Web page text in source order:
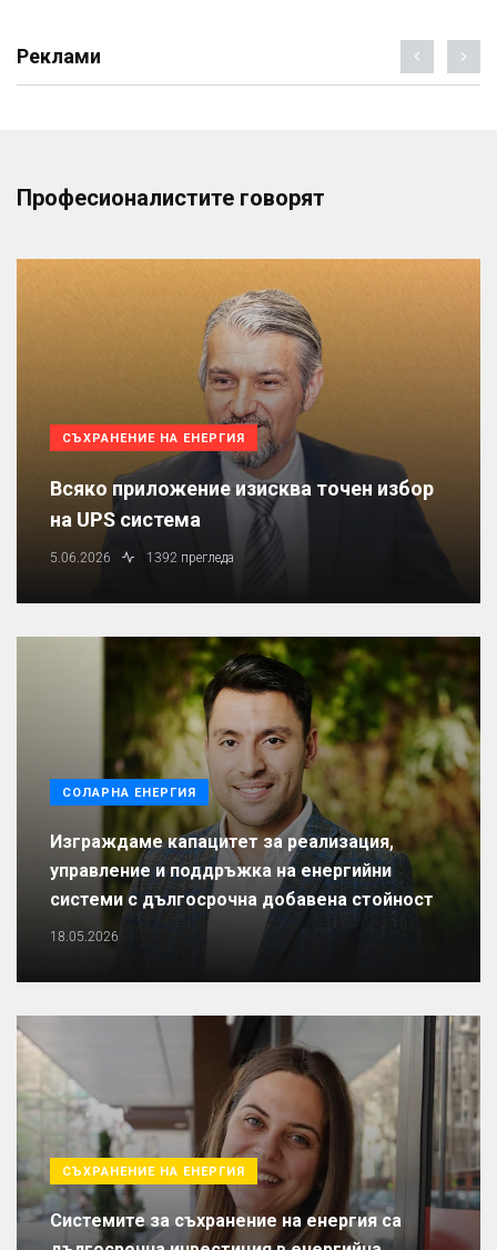
Реклами
Професионалистите говорят
СЪХРАНЕНИЕ НА ЕНЕРГИЯ
Всяко приложение изисква точен избор
на UPS система
5.06.2026 1392 прегледа
СОЛАРНА ЕНЕРГИЯ
Изграждаме капацитет за реализация,
управление и поддръжка на енергийни
системи с дългосрочна добавена стойност
18.05.2026
СЪХРАНЕНИЕ НА ЕНЕРГИЯ
Системите за съхранение на енергия са